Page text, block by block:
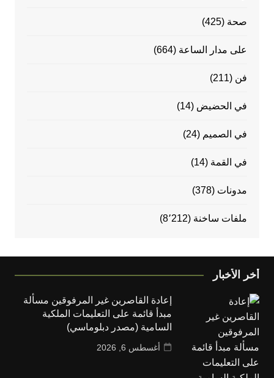
صحة (425)
على مدار الساعة (664)
فن (211)
في الحضيض (14)
في الصميم (24)
في القمة (14)
مدونات (378)
ملفات ساخنة (8٬212)
أخر الأخبار
إعادة القاصرين غير المرفوقين مسألة
مبدأ قائمة على التعليمات الملكية
السامية (مصدر دبلوماسي)
أغسطس 6, 2026